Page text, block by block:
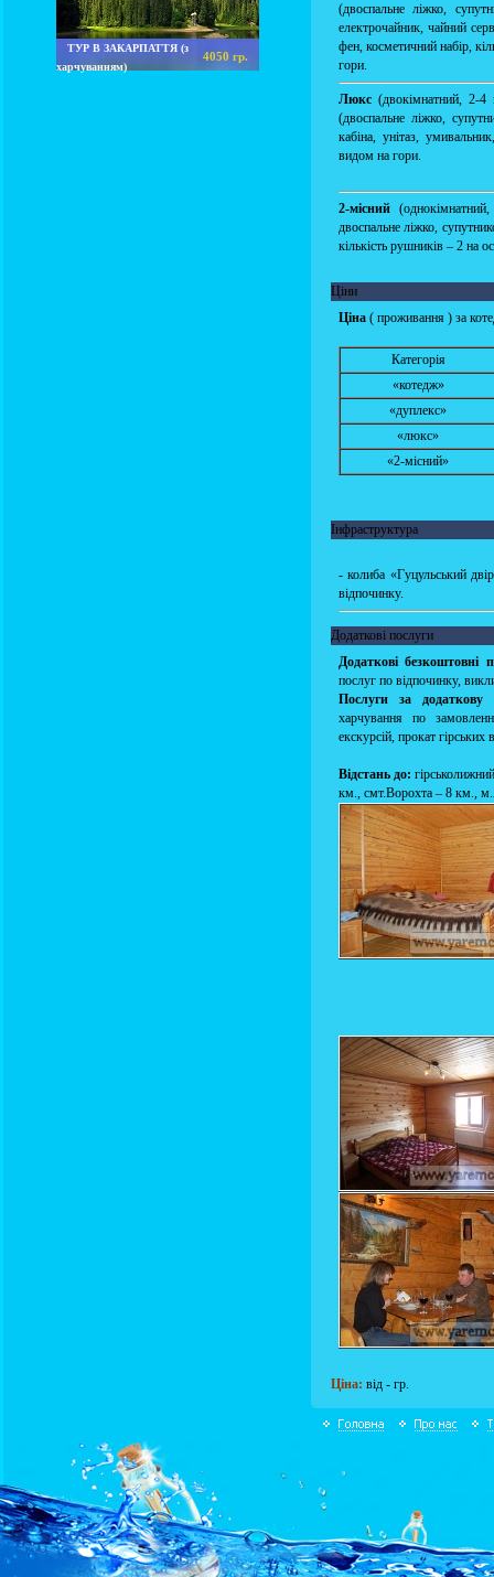
ТУР В ЗАКАРПАТТЯ (з
харчуванням)
4050 гр.
(двоспальне ліжко,
електрочайник, чайний
фен, косметичний набір,
гори.
Люкс(двокімнатний, 2-4
(двоспальне ліжко,
кабіна, унітаз,
видом на гори.
2-місний
двоспальне ліжко,
кількість рушників – 2 на
Ціни
Ціна( проживання ) за
Категорія
«котедж»
«дуплекс»
«люкс»
«2-місний»
Інфраструктура
- колиба «Гуцульський
відпочинку.
Додаткові послуги
Додаткові безкоштовні
послуг по відпочинку,
Послуги за додаткову
харчування по
екскурсій, прокат
Відстань до:
км., смт.Ворохта – 8 км.,
Ціна: від - гр.